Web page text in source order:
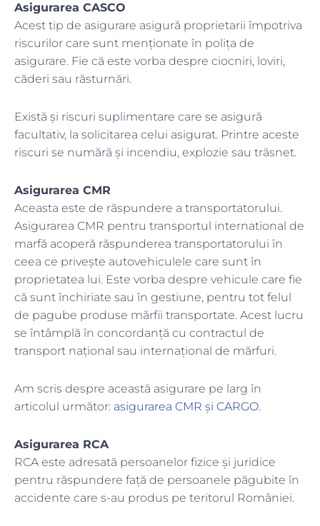
Asigurarea CASCO
Acest tip de asigurare asigură proprietarii împotriva
riscurilor care sunt menționate în polița de
asigurare. Fie că este vorba despre ciocniri, loviri,
căderi sau răsturnări.
Există și riscuri suplimentare care se asigură
facultativ, la solicitarea celui asigurat. Printre aceste
riscuri se numără și incendiu, explozie sau trăsnet.
Asigurarea CMR
Aceasta este de răspundere a transportatorului.
Asigurarea CMR pentru transportul international de
marfă acoperă răspunderea transportatorului în
ceea ce privește autovehiculele care sunt în
proprietatea lui. Este vorba despre vehicule care fie
că sunt închiriate sau în gestiune, pentru tot felul
de pagube produse mărfii transportate. Acest lucru
se întâmplă în concordanță cu contractul de
transport național sau internațional de mărfuri.
Am scris despre această asigurare pe larg în
articolul următor: asigurarea CMR și CARGO.
Asigurarea RCA
RCA este adresată persoanelor fizice și juridice
pentru răspundere față de persoanele păgubite în
accidente care s-au produs pe teritorul României.